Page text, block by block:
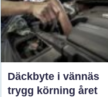
Däckbyte i vännäs
trygg körning året